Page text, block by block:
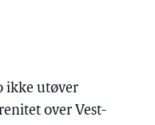
ikke utøver
over Vest-